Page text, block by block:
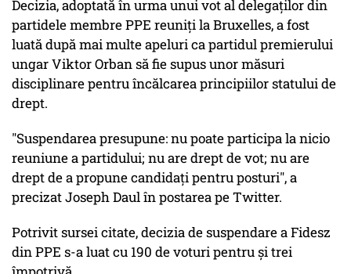
Decizia, adoptată în urma unui vot al delegaţilor din
partidele membre PPE reuniţi la Bruxelles, a fost
luată după mai multe apeluri ca partidul premierului
ungar Viktor Orban să fie supus unor măsuri
disciplinare pentru încălcarea principiilor statului de
drept.
"Suspendarea presupune: nu poate participa la nicio
reuniune a partidului; nu are drept de vot; nu are
drept de a propune candidaţi pentru posturi", a
precizat Joseph Daul în postarea pe Twitter.
Potrivit sursei citate, decizia de suspendare a Fidesz
din PPE s-a luat cu 190 de voturi pentru şi trei